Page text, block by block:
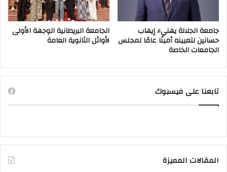
جامعة الجلالة يهنيء إيهاب
حسانين لتعيينه أمينًا عامًا لمجلس
الجامعات الخاصة
الجامعة البريطانية الوجهة الأولى
لأوائل الثانوية العامة
تابعنا على فيسبوك
المقالات المميزة